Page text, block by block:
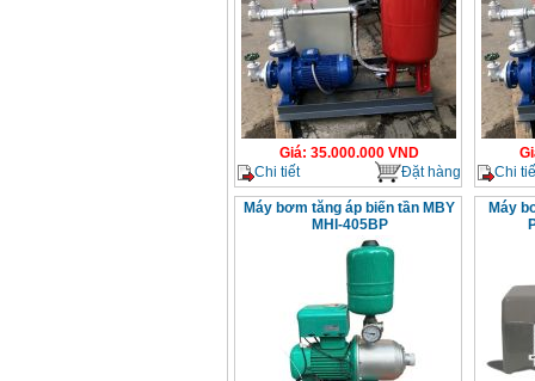
Giá: 35.000.000 VND
Chi tiết
Đặt hàng
Chi
Máy bơm tăng áp biến tần MBY
MHI-405BP
Máy